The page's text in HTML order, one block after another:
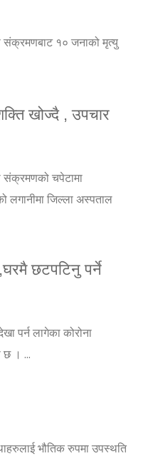
संक्रमणबाट १० जनाको मृत्यु
खोज्दै , उपचार
संक्रमणको चपेटामा
लगानीमा जिल्ला अस्पताल
छटपटिनु पर्ने
पर्न लागेका कोरोना
छ । ...
भौतिक रुपमा उपस्थति